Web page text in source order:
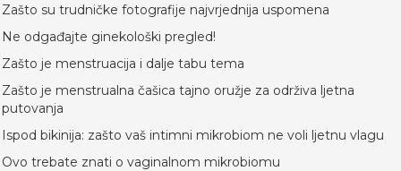
Zašto su trudničke fotografije najvrjednija uspomena
Ne odgađajte ginekološki pregled!
Zašto je menstruacija i dalje tabu tema
Zašto je menstrualna čašica tajno oružje za održiva ljetna
putovanja
Ispod bikinija: zašto vaš intimni mikrobiom ne voli ljetnu vlagu
Ovo trebate znati o vaginalnom mikrobiomu